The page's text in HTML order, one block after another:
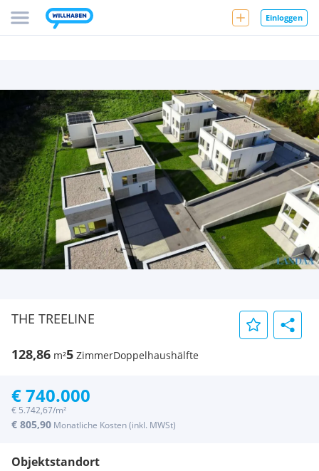
Einloggen
THE TREELINE
128,86 m²5 ZimmerDoppelhaushälfte
€ 740.000
€ 5.742,67/m²
€ 805,90 Monatliche Kosten (inkl. MWSt)
Objektstandort